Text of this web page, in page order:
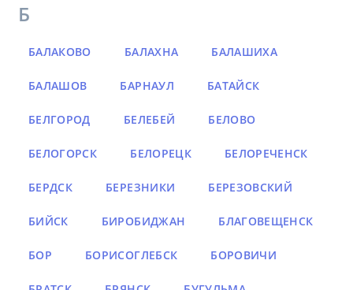
Б
БАЛАКОВО БАЛАХНА БАЛАШИХА
БАЛАШОВ БАРНАУЛ БАТАЙСК
БЕЛГОРОД БЕЛЕБЕЙ БЕЛОВО
БЕЛОГОРСК БЕЛОРЕЦК БЕЛОРЕЧЕНСК
БЕРДСК БЕРЕЗНИКИ БЕРЕЗОВСКИЙ
БИЙСК БИРОБИДЖАН БЛАГОВЕЩЕНСК
БОР БОРИСОГЛЕБСК БОРОВИЧИ